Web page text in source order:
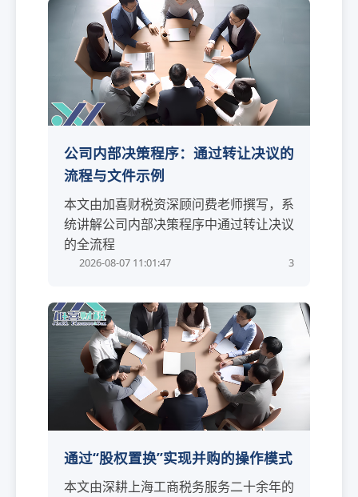
公司内部决策程序：通过转让决议的
流程与文件示例
本文由加喜财税资深顾问费老师撰写，系
统讲解公司内部决策程序中通过转让决议
的全流程
2026-08-07 11:01:47 3
通过“股权置换”实现并购的操作模式
本文由深耕上海工商税务服务二十余年的